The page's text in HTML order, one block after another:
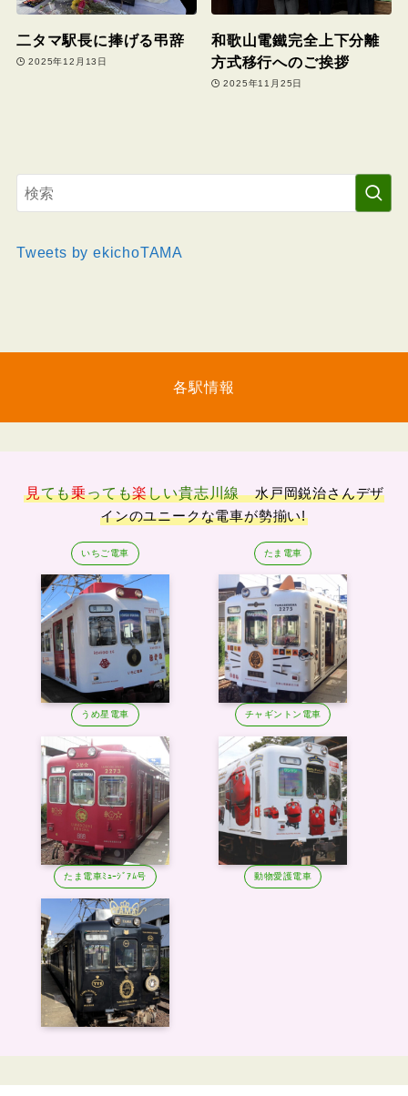
二タマ駅長に捧げる弔辞
2025年12月13日
和歌山電鐵完全上下分離
方式移行へのご挨拶
2025年11月25日
Tweets by ekichoTAMA
各駅情報
見ても乗っても楽しい貴志川線
水戸岡鋭治さんデザ
インのユニークな電車が勢揃い!
いちご電車 たま電車
うめ星電車 チャギントン電車
たま電車ﾐｭｰｼﾞｱﾑ号 動物愛護電車